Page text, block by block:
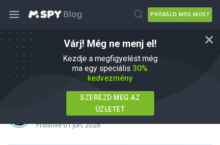
PRÓBÁLD MEG MOST
Várj! Még ne menj el!
Kezdje a megfigyelést még
ma egy speciális 30%
kedvezmény
SZEREZD MEG AZ
ÜZLETET
A legteljesebb PanSpy App
felülvizsgálata 2026: Minden, amit
EbbenmSpy Alternatives
Frissítve 01 jún, 2026